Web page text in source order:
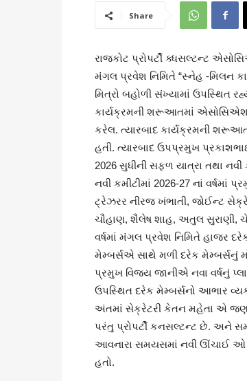
Share
રાજકોટ પ્રોપર્ટી ક્ધસલ્ટન્ટ
મંગલ પ્રવેશ નિમિતે “સ્નેહ -મિલન
મિત્રો બહોળી સંખ્યામાં ઉપસ્થિત
કાર્યક્રમની શરૂઆતમાં
કરેલ. ત્યારબાદ કાર્યક્રમની શરૂઆત
હતી. ત્યારબાદ ઉપપ્રમુખ
2026 સુધીની સફળ યાત્રા તથા નવી
નવી કમીટીમાં 2026-27 નાં
ટ્રેઝરર નીરજ ખંભાતી, જોઈન્ટ
ચૌહાણ, શૈલેષ શાહ, અતુલ સુરાણી,
વર્ષમાં મંગલ પ્રવેશ નિમિતે હાજર
મેમ્બર્સએ સાથે મળી દરેક મેમ્બર્સનું
પ્રમુખ વિજય જાનીએ નવા વર્ષનું
ઉપસ્થિત દરેક મેમ્બર્સનો આભાર
અંતમાં સેક્રેટરી કેતન મહેતા એ
પરંતુ પ્રોપર્ટી કનસલ્ટન્ટ છે.
આવનારા સમયસમાં નવી ઊંચાઈ ઓ
હતો.